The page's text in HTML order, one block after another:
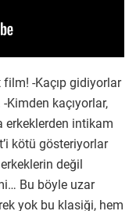
-Kaçıp gidiyorlar
kaçıyorlar,
erkeklerden intikam
kötü gösteriyorlar
değil
Bu böyle uzar
yok bu klasiği, hem